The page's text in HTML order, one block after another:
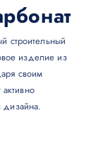
строительный
изделие из
своим
дизайна.